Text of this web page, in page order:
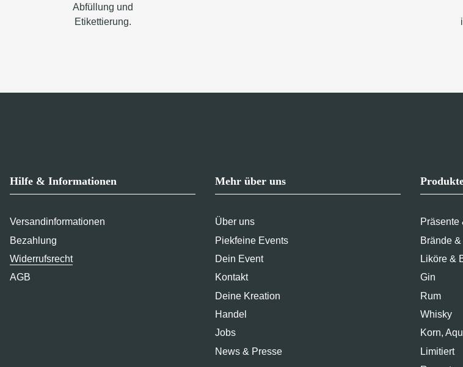
Abfüllung und
Etikettierung.
Hilfe & Informationen
Versandinformationen
Bezahlung
Widerrufsrecht
AGB
Mehr über uns
Über uns
Piekfeine Events
Dein Event
Kontakt
Deine Kreation
Handel
Jobs
News & Presse
Präsente
Brände
Liköre &
Gin
Rum
Whisky
Korn,
Limitiert